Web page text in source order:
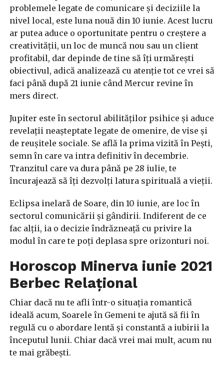
problemele legate de comunicare și deciziile la
nivel local, este luna nouă din 10 iunie. Acest lucru
ar putea aduce o oportunitate pentru o creștere a
creativității, un loc de muncă nou sau un client
profitabil, dar depinde de tine să îți urmărești
obiectivul, adică analizează cu atenție tot ce vrei să
faci până după 21 iunie când Mercur revine în
mers direct.
Jupiter este în sectorul abilităților psihice și aduce
revelații neașteptate legate de omenire, de vise și
de reușitele sociale. Se află la prima vizită în Pești,
semn în care va intra definitiv în decembrie.
Tranzitul care va dura până pe 28 iulie, te
încurajează să îți dezvolți latura spirituală a vieții.
Eclipsa inelară de Soare, din 10 iunie, are loc în
sectorul comunicării și gândirii. Indiferent de ce
fac alții, ia o decizie îndrăzneață cu privire la
modul în care te poți deplasa spre orizonturi noi.
Horoscop Minerva iunie 2021
Berbec Relațional
Chiar dacă nu te afli într-o situația romantică
ideală acum, Soarele în Gemeni te ajută să fii în
regulă cu o abordare lentă și constantă a iubirii la
începutul lunii. Chiar dacă vrei mai mult, acum nu
te mai grăbești.